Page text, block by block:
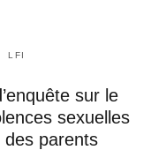
LFI
sur le
sexuelles
des parents